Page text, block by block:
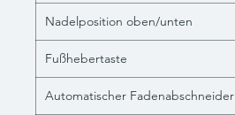
Nadelposition oben/unten
Fußhebertaste
Automatischer Fadenabschneider